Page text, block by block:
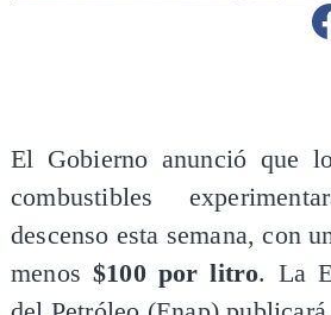
El Gobierno anunció que
combustibles
descenso esta semana, con
menos $100 por litro. La